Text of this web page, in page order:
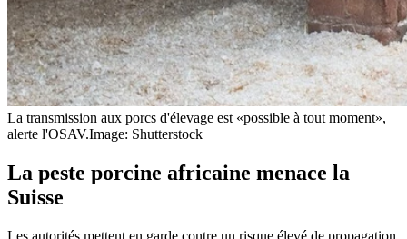
La transmission aux porcs d'élevage est «possible à tout moment»,
alerte l'OSAV.Image: Shutterstock
La peste porcine africaine menace la
Suisse
Les autorités mettent en garde contre un risque élevé de propagation